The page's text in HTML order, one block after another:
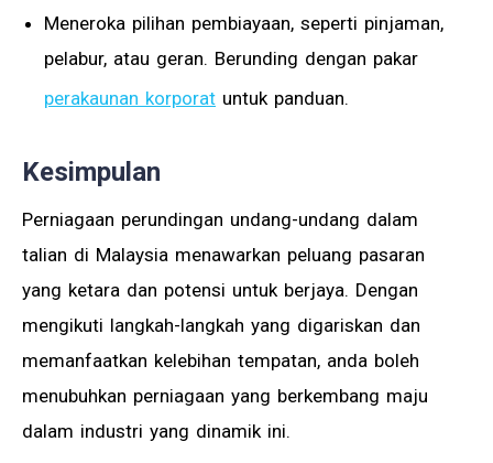
Meneroka pilihan pembiayaan, seperti pinjaman,
pelabur, atau geran. Berunding dengan pakar
perakaunan korporat untuk panduan.
Kesimpulan
Perniagaan perundingan undang-undang dalam
talian di Malaysia menawarkan peluang pasaran
yang ketara dan potensi untuk berjaya. Dengan
mengikuti langkah-langkah yang digariskan dan
memanfaatkan kelebihan tempatan, anda boleh
menubuhkan perniagaan yang berkembang maju
dalam industri yang dinamik ini.